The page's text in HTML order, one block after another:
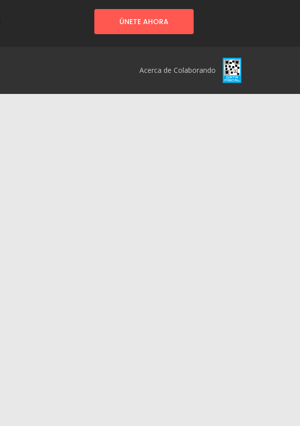
ÚNETE AHORA
Acerca de Colaborando